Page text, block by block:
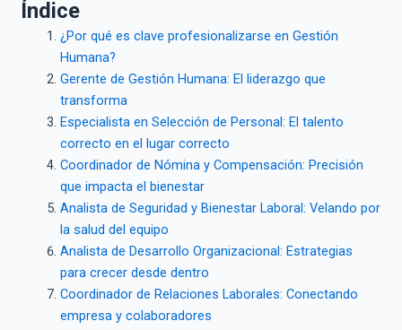
Índice
¿Por qué es clave profesionalizarse en Gestión
Humana?
Gerente de Gestión Humana: El liderazgo que
transforma
Especialista en Selección de Personal: El talento
correcto en el lugar correcto
Coordinador de Nómina y Compensación: Precisión
que impacta el bienestar
Analista de Seguridad y Bienestar Laboral: Velando por
la salud del equipo
Analista de Desarrollo Organizacional: Estrategias
para crecer desde dentro
Coordinador de Relaciones Laborales: Conectando
empresa y colaboradores